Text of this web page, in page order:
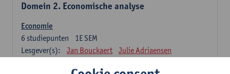
Domein 2. Economische analyse
Economie
1E SEM
6 studiepunten
Lesgever(s):
Jan Bouckaert Julie Adriaensen